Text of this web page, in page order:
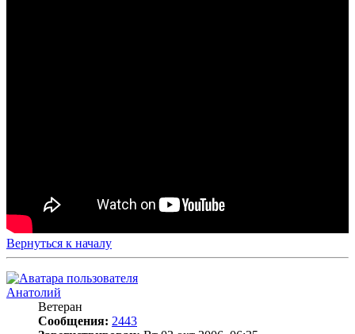
Вернуться к началу
Анатолий
Ветеран
Сообщения: 2443